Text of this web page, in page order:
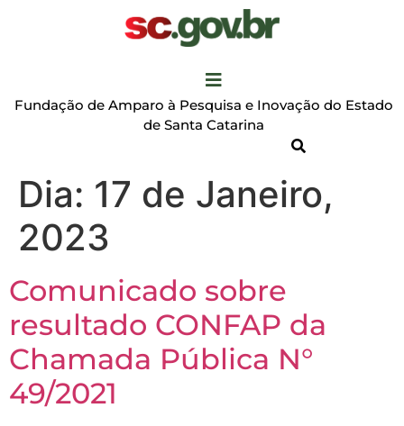
Fundação de Amparo à Pesquisa e Inovação do Estado
de Santa Catarina
Dia: 17 de Janeiro,
2023
Comunicado sobre
resultado CONFAP da
Chamada Pública N°
49/2021